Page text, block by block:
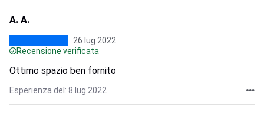
A. A.
26 lug 2022
Recensione verificata
Ottimo spazio ben fornito
Esperienza del: 8 lug 2022